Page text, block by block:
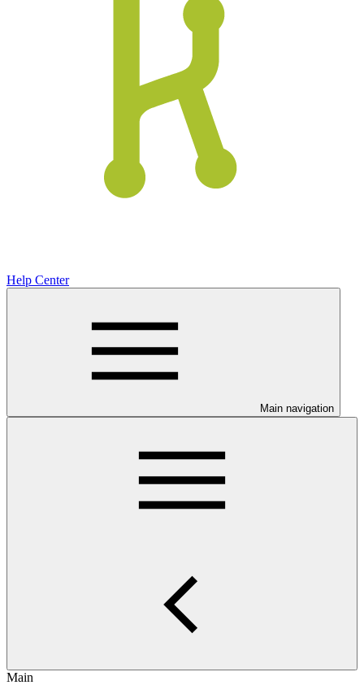
Help Center
Main navigation
Main